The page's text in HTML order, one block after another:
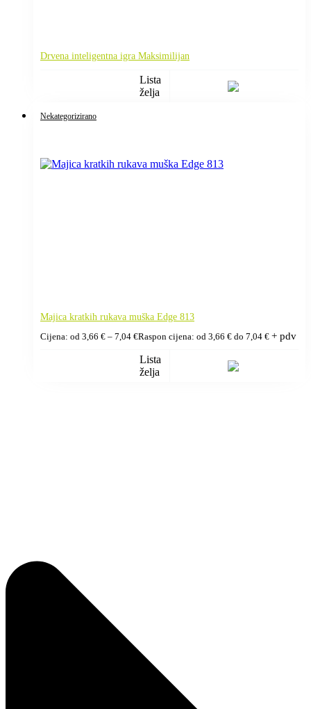
Drvena inteligentna igra Maksimilijan
Lista
želja
Nekategorizirano
Majica kratkih rukava muška Edge 813
Cijena: od 3,66 € – 7,04 €Raspon cijena: od 3,66 € do 7,04 € + pdv
Lista
želja